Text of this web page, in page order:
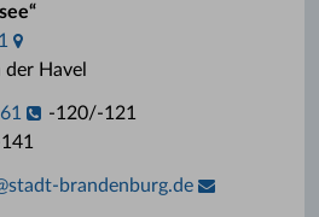
Havel
-120/-121
stadt-brandenburg.de